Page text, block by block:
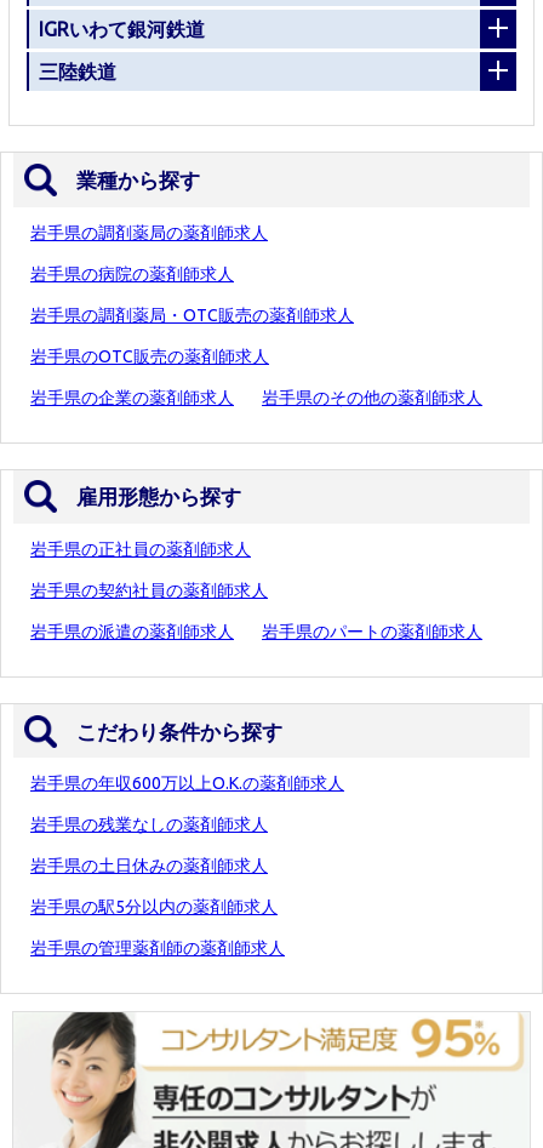
IGRいわて銀河鉄道
三陸鉄道
業種から探す
岩手県の調剤薬局の薬剤師求人
岩手県の病院の薬剤師求人
岩手県の調剤薬局・OTC販売の薬剤師求人
岩手県のOTC販売の薬剤師求人
岩手県の企業の薬剤師求人 岩手県のその他の薬剤師求人
雇用形態から探す
岩手県の正社員の薬剤師求人
岩手県の契約社員の薬剤師求人
岩手県の派遣の薬剤師求人 岩手県のパートの薬剤師求人
こだわり条件から探す
岩手県の年収600万以上O.K.の薬剤師求人
岩手県の残業なしの薬剤師求人
岩手県の土日休みの薬剤師求人
岩手県の駅5分以内の薬剤師求人
岩手県の管理薬剤師の薬剤師求人